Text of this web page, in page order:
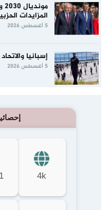
المزايدات
5 أغسطس 2026
إسبانيا
5 أغسطس 2026
4k